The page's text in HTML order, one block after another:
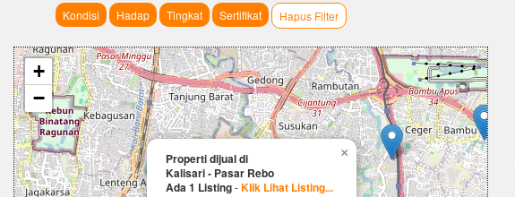
Kondisi
Hadap Tingkat Sertifikat Hapus Filter
Properti dijual di
Kalisari - Pasar Rebo
Ada 1 Listing-Klik Lihat Listing...
×
+
−